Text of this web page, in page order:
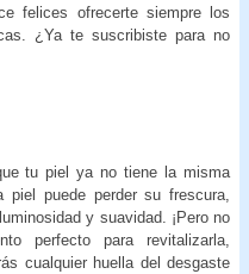
felices ofrecerte siempre los
¿Ya te suscribiste para no
tu piel ya no tiene la misma
puede perder su frescura,
y suavidad. ¡Pero no
perfecto para revitalizarla,
cualquier huella del desgaste